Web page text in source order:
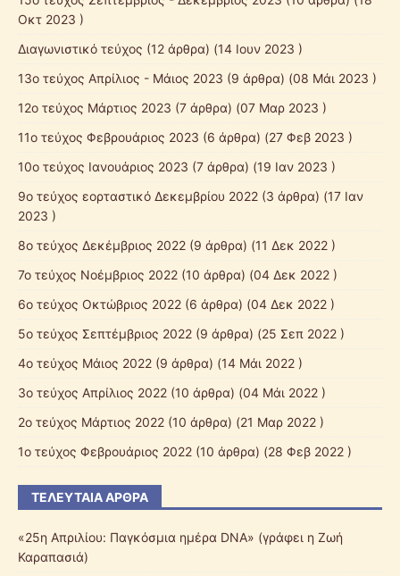
Οκτ 2023 )
Διαγωνιστικό τεύχος (12 άρθρα) (14 Ιουν 2023 )
13ο τεύχος Απρίλιος - Μάιος 2023 (9 άρθρα) (08 Μάι 2023 )
12o τεύχος Μάρτιος 2023 (7 άρθρα) (07 Μαρ 2023 )
11ο τεύχος Φεβρουάριος 2023 (6 άρθρα) (27 Φεβ 2023 )
10o τεύχος Ιανουάριος 2023 (7 άρθρα) (19 Ιαν 2023 )
9o τεύχος εορταστικό Δεκεμβρίου 2022 (3 άρθρα) (17 Ιαν
2023 )
8ο τεύχος Δεκέμβριος 2022 (9 άρθρα) (11 Δεκ 2022 )
7o τεύχος Νοέμβριος 2022 (10 άρθρα) (04 Δεκ 2022 )
6o τεύχος Οκτώβριος 2022 (6 άρθρα) (04 Δεκ 2022 )
5o τεύχος Σεπτέμβριος 2022 (9 άρθρα) (25 Σεπ 2022 )
4ο τεύχος Μάιος 2022 (9 άρθρα) (14 Μάι 2022 )
3ο τεύχος Απρίλιος 2022 (10 άρθρα) (04 Μάι 2022 )
2o τεύχος Μάρτιος 2022 (10 άρθρα) (21 Μαρ 2022 )
1o τεύχος Φεβρουάριος 2022 (10 άρθρα) (28 Φεβ 2022 )
ΤΕΛΕΥΤΑΊΑ ΆΡΘΡΑ
«25η Απριλίου: Παγκόσμια ημέρα DNA» (γράφει η Ζωή
Καραπασιά)